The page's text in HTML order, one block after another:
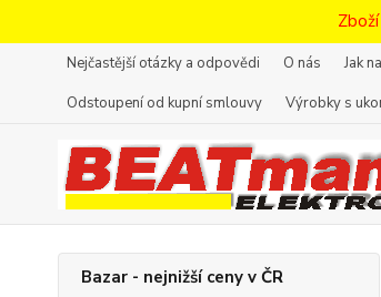
Nejčastější otázky a odpovědi O nás Jak
Odstoupení od kupní smlouvy
Výrobky s
Bazar - nejnižší ceny v ČR